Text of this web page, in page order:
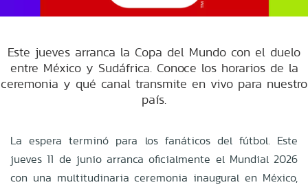
Este jueves arranca la Copa del Mundo con el duelo
entre México y Sudáfrica. Conoce los horarios de la
ceremonia y qué canal transmite en vivo para nuestro
país.
La espera terminó para los fanáticos del fútbol. Este
jueves 11 de junio arranca oficialmente el Mundial 2026
con una multitudinaria ceremonia inaugural en México,